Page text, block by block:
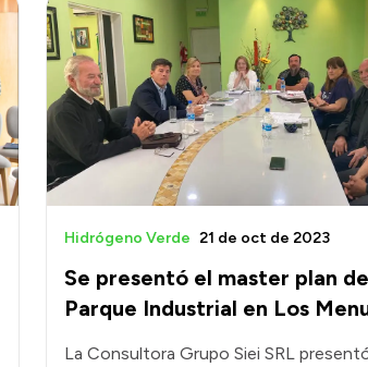
Se presentó el master plan
Parque Industrial en Los
Hidrógeno Verde 21 de oct de 2023
La Consultora Grupo Siei SRL